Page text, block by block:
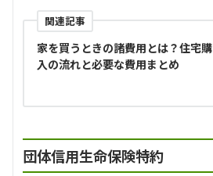
関連記事
家を買うときの諸費用とは？住宅購
入の流れと必要な費用まとめ
団体信用生命保険特約